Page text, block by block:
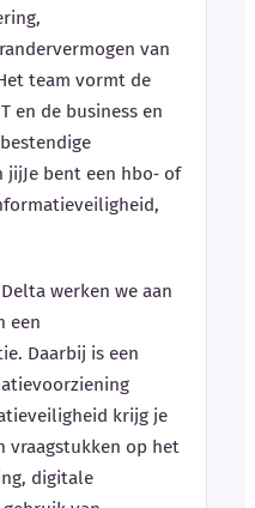
van
team vormt de
en de business en
bent een hbo‑ of
werken we aan
een
Daarbij is een
krijg je
vraagstukken op het
digitale